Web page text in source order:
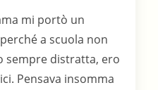
mi portò un
a scuola non
sempre distratta, ero
Pensava insomma